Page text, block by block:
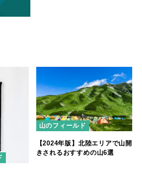
山のフィールド
【2024年版】北陸エリアで山開
きされるおすすめの山6選